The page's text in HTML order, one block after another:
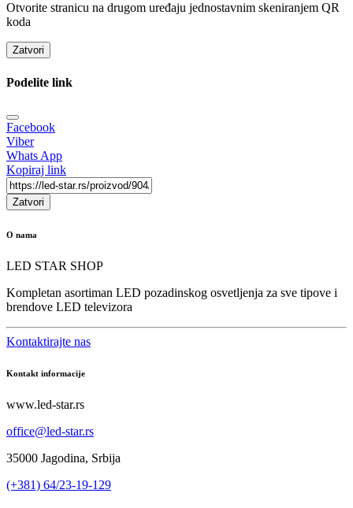
Otvorite stranicu na drugom uređaju jednostavnim skeniranjem QR
koda
Zatvori
Podelite link
Facebook
Viber
Whats App
Kopiraj link
Zatvori
O nama
LED STAR SHOP
Kompletan asortiman LED pozadinskog osvetljenja za sve tipove i
brendove LED televizora
Kontaktirajte nas
Kontakt informacije
www.led-star.rs
office@led-star.rs
35000 Jagodina, Srbija
(+381) 64/23-19-129